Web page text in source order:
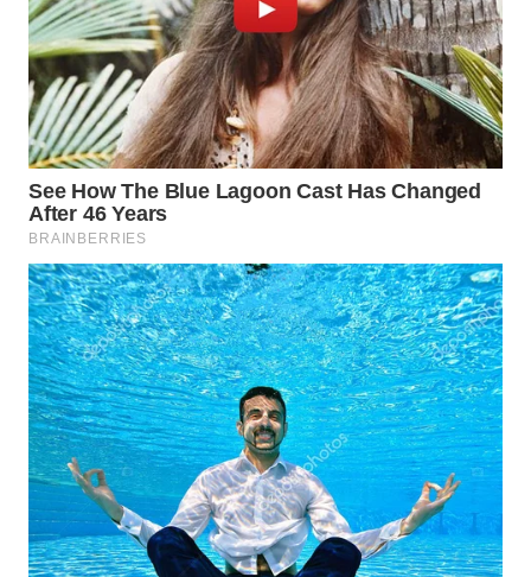
PRIANGAN
TIMUR
WN
SEMARANG
WN
SOLO
WN
BOROBUDUR
WN
MADURA
WN
SURABAYA
WN
NATUNA